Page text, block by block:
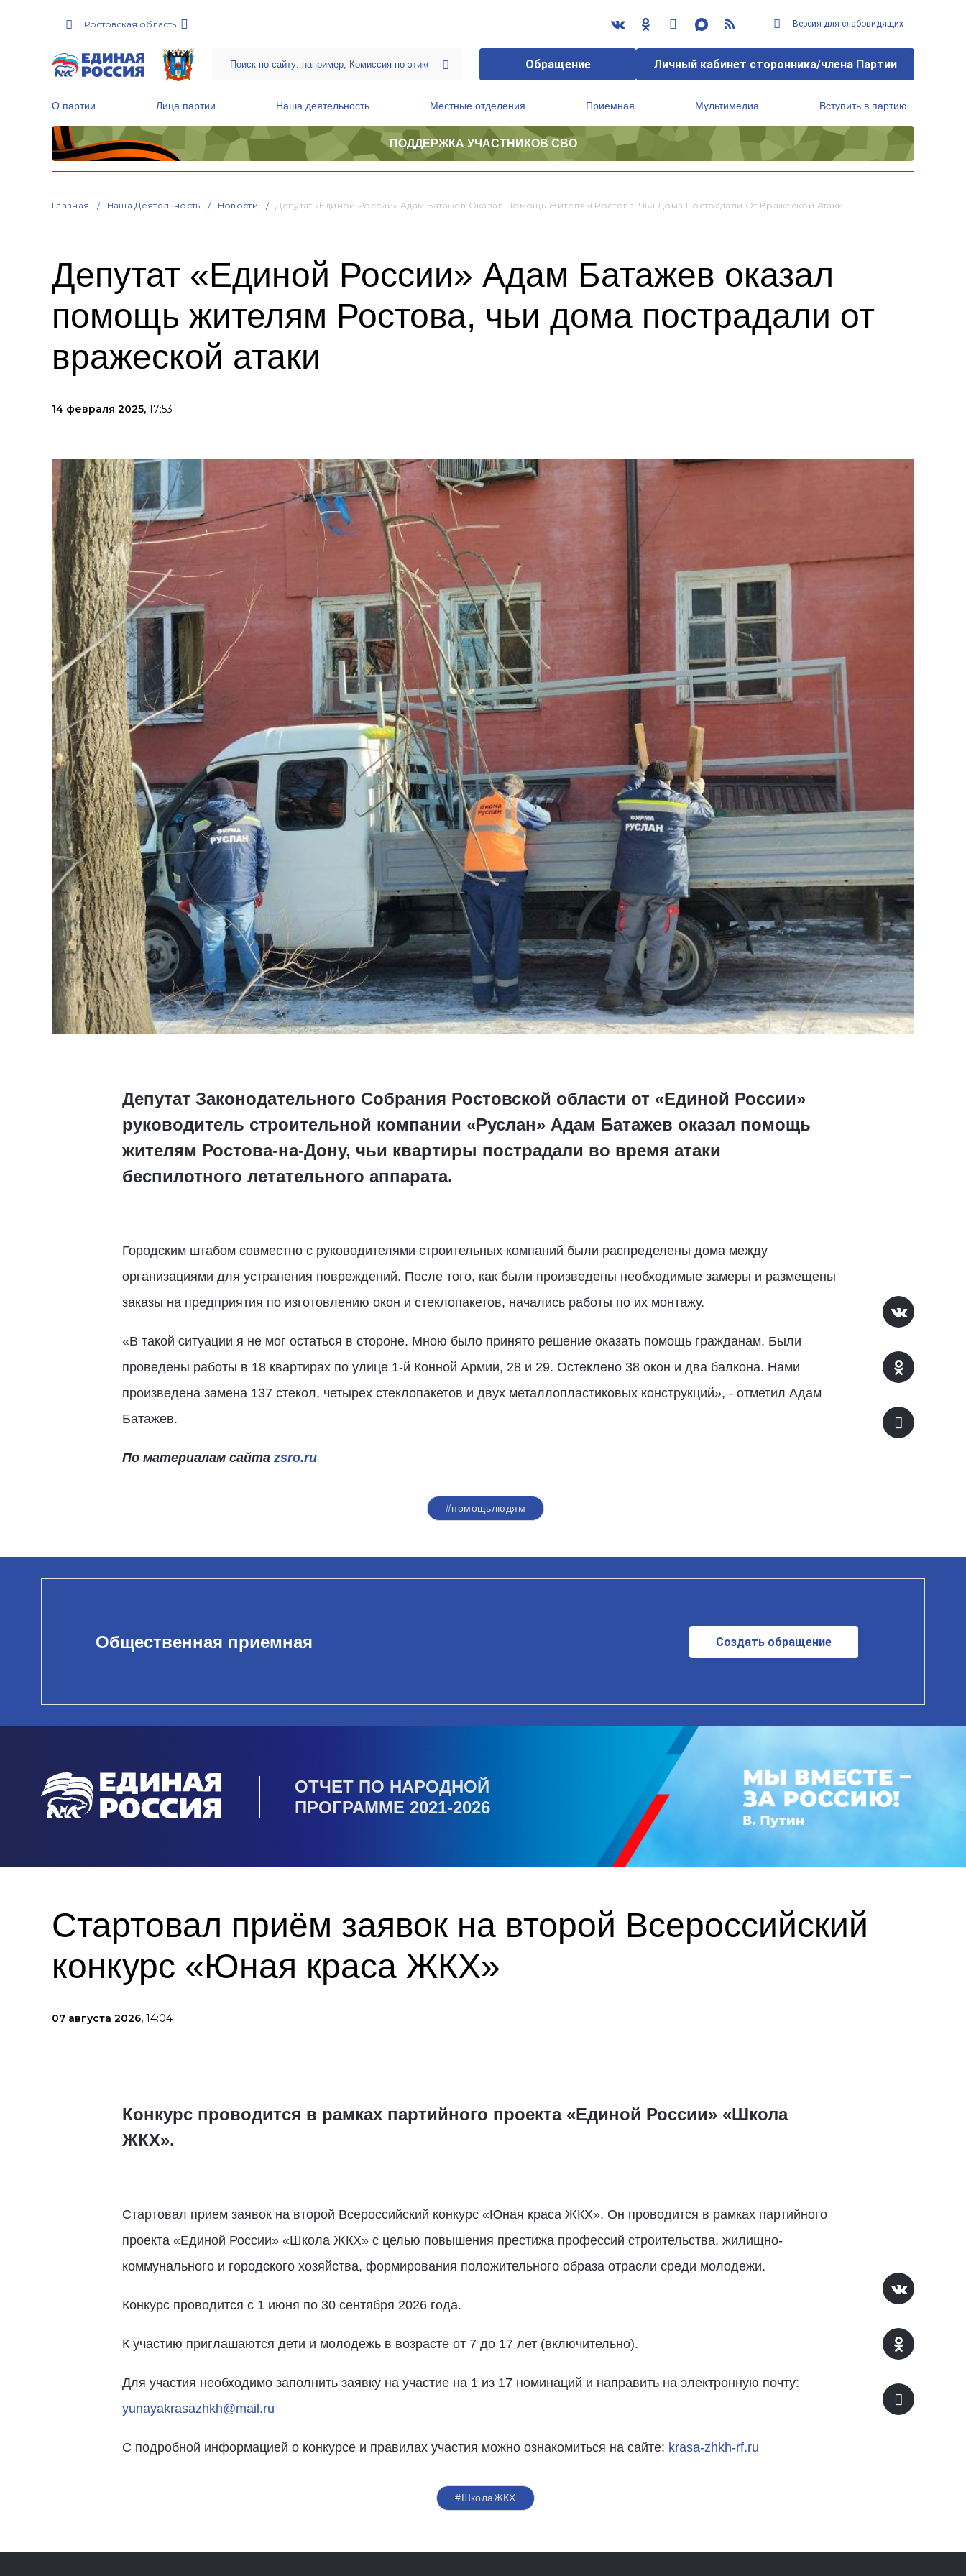
Ростовская область Версия для слабовидящих
Обращение Личный кабинет сторонника/члена Партии
О партии Лица партии Наша деятельность Местные отделения Приемная Мультимедиа Вступить в партию
ПОДДЕРЖКА УЧАСТНИКОВ СВО
Главная Наша Деятельность Новости Депутат «Единой России» Адам Батажев Оказал Помощь Жителям Ростова, Чьи Дома Пострадали От Вражеской Атаки
Депутат «Единой России» Адам Батажев оказал
помощь жителям Ростова, чьи дома пострадали от
вражеской атаки
14 февраля 2025, 17:53
Депутат Законодательного Собрания Ростовской области от «Единой России»
руководитель строительной компании «Руслан» Адам Батажев оказал помощь
жителям Ростова-на-Дону, чьи квартиры пострадали во время атаки
беспилотного летательного аппарата.
Городским штабом совместно с руководителями строительных компаний были распределены дома между
организациями для устранения повреждений. После того, как были произведены необходимые замеры и размещены
заказы на предприятия по изготовлению окон и стеклопакетов, начались работы по их монтажу.
«В такой ситуации я не мог остаться в стороне. Мною было принято решение оказать помощь гражданам. Были
проведены работы в 18 квартирах по улице 1-й Конной Армии, 28 и 29. Остеклено 38 окон и два балкона. Нами
произведена замена 137 стекол, четырех стеклопакетов и двух металлопластиковых конструкций», - отметил Адам
Батажев.
По материалам сайта zsro.ru
#помощьлюдям
Общественная приемная Создать обращение
ОТЧЕТ ПО НАРОДНОЙ
ПРОГРАММЕ 2021-2026
Стартовал приём заявок на второй Всероссийский
конкурс «Юная краса ЖКХ»
07 августа 2026, 14:04
Конкурс проводится в рамках партийного проекта «Единой России» «Школа
ЖКХ».
Стартовал прием заявок на второй Всероссийский конкурс «Юная краса ЖКХ». Он проводится в рамках партийного
проекта «Единой России» «Школа ЖКХ» с целью повышения престижа профессий строительства, жилищно-
коммунального и городского хозяйства, формирования положительного образа отрасли среди молодежи.
Конкурс проводится с 1 июня по 30 сентября 2026 года.
К участию приглашаются дети и молодежь в возрасте от 7 до 17 лет (включительно).
Для участия необходимо заполнить заявку на участие на 1 из 17 номинаций и направить на электронную почту:
yunayakrasazhkh@mail.ru
С подробной информацией о конкурсе и правилах участия можно ознакомиться на сайте: krasa-zhkh-rf.ru
#ШколаЖКХ